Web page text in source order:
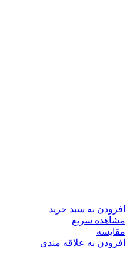
افزودن به سبد خرید
مشاهده سریع
مقایسه
افزودن به علاقه مندی